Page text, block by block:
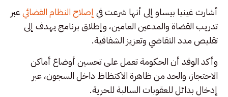
أشارت غينيا بيساو إلى أنها شرعت في إصلاح النظام القضائيعبر
تدريب القضاة والمدعين العامين، وإطلاق برنامج يهدف إلى
تقليص مدد التقاضي وتعزيز الشفافية.
وأكد الوفد أن الحكومة تعمل على تحسين أوضاع أماكن
الاحتجاز، والحد من ظاهرة الاكتظاظ داخل السجون، عبر
إدخال بدائل للعقوبات السالبة للحرية.